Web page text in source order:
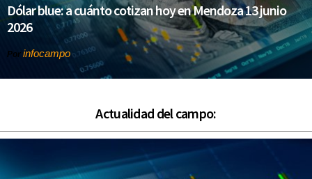
Dólar blue: a cuánto cotizan hoy en Mendoza 13 junio
2026
Por infocampo
Actualidad del campo: